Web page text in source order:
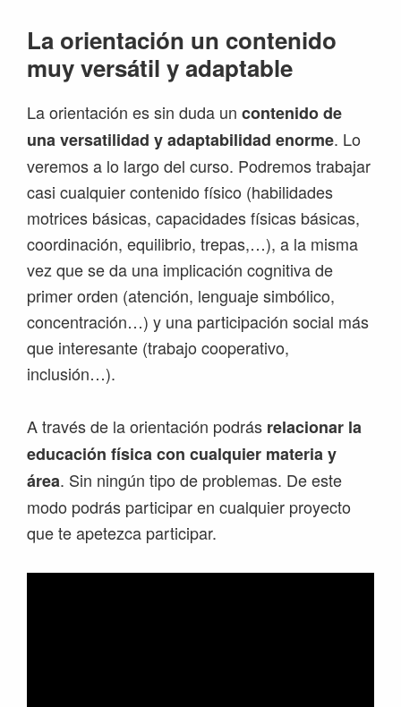
La orientación un contenido
muy versátil y adaptable
La orientación es sin duda un contenido de
una versatilidad y adaptabilidad enorme. Lo
veremos a lo largo del curso. Podremos trabajar
casi cualquier contenido físico (habilidades
motrices básicas, capacidades físicas básicas,
coordinación, equilibrio, trepas,…), a la misma
vez que se da una implicación cognitiva de
primer orden (atención, lenguaje simbólico,
concentración…) y una participación social más
que interesante (trabajo cooperativo,
inclusión…).
A través de la orientación podrás relacionar la
educación física con cualquier materia y
área. Sin ningún tipo de problemas. De este
modo podrás participar en cualquier proyecto
que te apetezca participar.